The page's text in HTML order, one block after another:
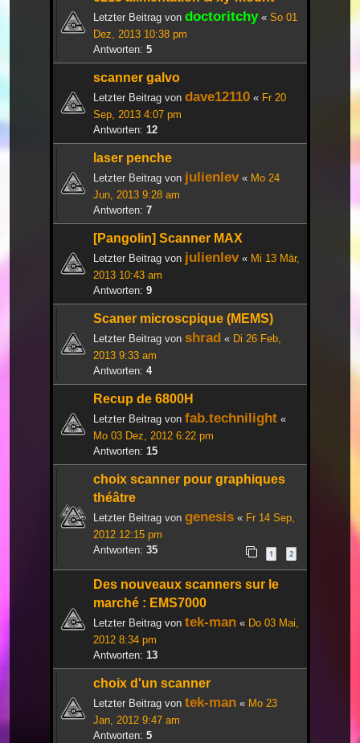
Letzter Beitrag von doctoritchy« So 01
Dez, 2013 10:38 pm
Antworten: 5
scanner galvo
Letzter Beitrag von dave12110 « Fr 20
Sep, 2013 4:07 pm
Antworten: 12
laser penche
Letzter Beitrag von julienlev« Mo 24
Jun, 2013 9:28 am
Antworten: 7
[Pangolin] Scanner MAX
Letzter Beitrag von julienlev« Mi 13 Mär,
2013 10:43 am
Antworten: 9
Scaner microscpique (MEMS)
Letzter Beitrag von shrad « Di 26 Feb,
2013 9:33 am
Antworten: 4
Recup de 6800H
Letzter Beitrag von fab.technilight «
Mo 03 Dez, 2012 6:22 pm
Antworten: 15
choix scanner pour graphiques
théâtre
Letzter Beitrag von genesis « Fr 14 Sep,
2012 12:15 pm
Antworten: 35 1 2
Des nouveaux scanners sur le
marché : EMS7000
Letzter Beitrag von tek-man « Do 03 Mai,
2012 8:34 pm
Antworten: 13
choix d'un scanner
Letzter Beitrag von tek-man « Mo 23
Jan, 2012 9:47 am
Antworten: 5